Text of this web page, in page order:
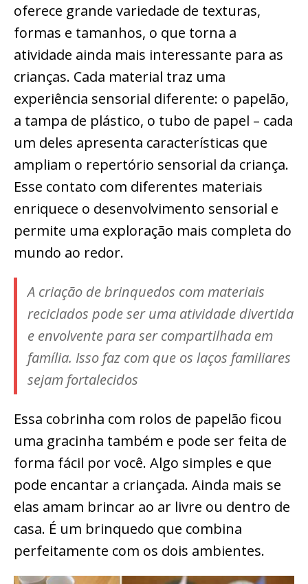
oferece grande variedade de texturas,
formas e tamanhos, o que torna a
atividade ainda mais interessante para as
crianças. Cada material traz uma
experiência sensorial diferente: o papelão,
a tampa de plástico, o tubo de papel – cada
um deles apresenta características que
ampliam o repertório sensorial da criança.
Esse contato com diferentes materiais
enriquece o desenvolvimento sensorial e
permite uma exploração mais completa do
mundo ao redor.
A criação de brinquedos com materiais
reciclados pode ser uma atividade divertida
e envolvente para ser compartilhada em
família. Isso faz com que os laços familiares
sejam fortalecidos
Essa cobrinha com rolos de papelão ficou
uma gracinha também e pode ser feita de
forma fácil por você. Algo simples e que
pode encantar a criançada. Ainda mais se
elas amam brincar ao ar livre ou dentro de
casa. É um brinquedo que combina
perfeitamente com os dois ambientes.